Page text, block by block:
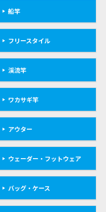
船竿
フリースタイル
渓流竿
ワカサギ竿
アウター
ウェーダー・フットウェア
バッグ・ケース